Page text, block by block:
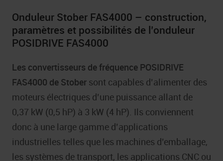
Onduleur Stober FAS4000 – construction,
paramètres et possibilités de l’onduleur
POSIDRIVE FAS4000
Les convertisseurs de fréquence POSIDRIVE
FAS4000 de Stober sont capables d’alimenter des
moteurs électriques d’une puissance allant de
0,37 kW (0,5 hP) à 3 kW (4 hP). Ils conviennent
donc à une large gamme d’applications
industrielles telles que les machines d’emballage,
les systèmes de transport, les applications CNC ou